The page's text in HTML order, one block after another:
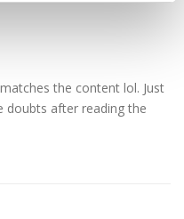
the content lol. Just
doubts after reading the